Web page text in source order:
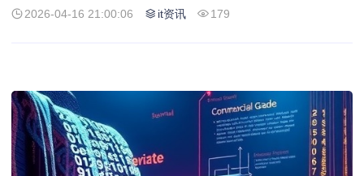
2026-04-16 21:00:06 it资讯 179